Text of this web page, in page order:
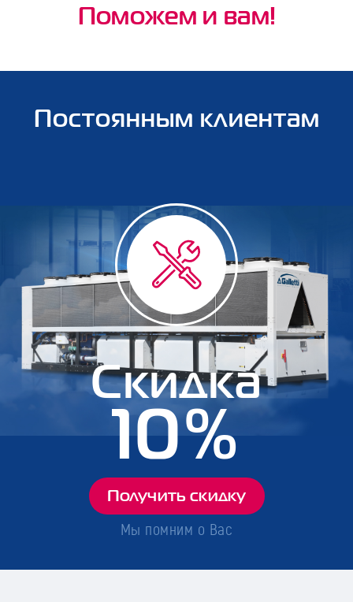
Поможем и вам!
Постоянным клиентам
Мы помним о Вас
Скидка
10%
Получить скидку